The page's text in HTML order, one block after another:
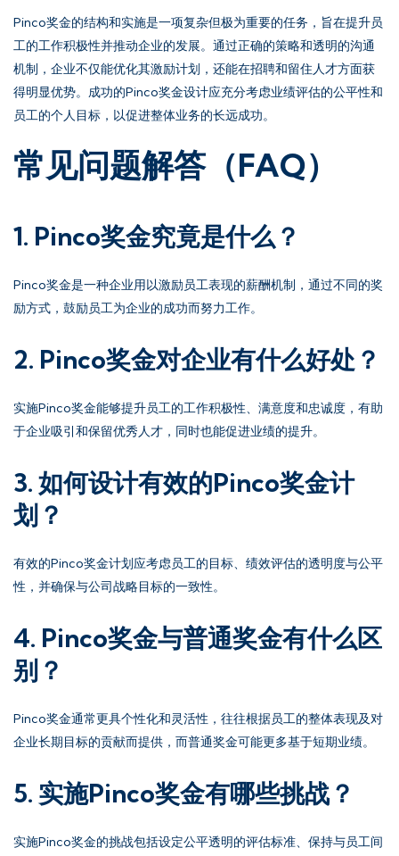
Pinco奖金的结构和实施是一项复杂但极为重要的任务，旨在提升员
工的工作积极性并推动企业的发展。通过正确的策略和透明的沟通
机制，企业不仅能优化其激励计划，还能在招聘和留住人才方面获
得明显优势。成功的Pinco奖金设计应充分考虑业绩评估的公平性和
员工的个人目标，以促进整体业务的长远成功。
常见问题解答（FAQ）
1. Pinco奖金究竟是什么？
Pinco奖金是一种企业用以激励员工表现的薪酬机制，通过不同的奖
励方式，鼓励员工为企业的成功而努力工作。
2. Pinco奖金对企业有什么好处？
实施Pinco奖金能够提升员工的工作积极性、满意度和忠诚度，有助
于企业吸引和保留优秀人才，同时也能促进业绩的提升。
3. 如何设计有效的Pinco奖金计
划？
有效的Pinco奖金计划应考虑员工的目标、绩效评估的透明度与公平
性，并确保与公司战略目标的一致性。
4. Pinco奖金与普通奖金有什么区
别？
Pinco奖金通常更具个性化和灵活性，往往根据员工的整体表现及对
企业长期目标的贡献而提供，而普通奖金可能更多基于短期业绩。
5. 实施Pinco奖金有哪些挑战？
实施Pinco奖金的挑战包括设定公平透明的评估标准、保持与员工间